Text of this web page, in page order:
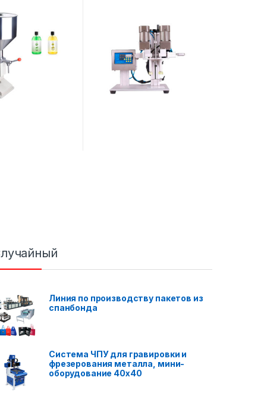
Линия по производству пакетов из
спанбонда
Система ЧПУ для гравировки и
фрезерования металла, мини-
оборудование 40x40